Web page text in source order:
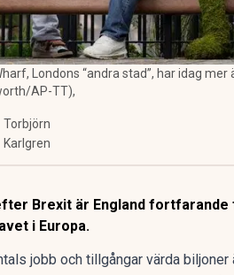
Londons “andra stad”, har idag
AP-TT),
Torbjörn
Karlgren
Brexit är England fortfarande
i Europa.
jobb och tillgångar värda